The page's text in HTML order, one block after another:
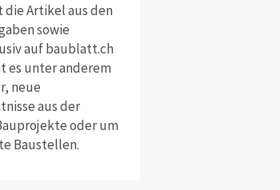
die Artikel aus den
sowie
auf baublatt.ch
es unter anderem
neue
aus der
oder um
Baustellen.